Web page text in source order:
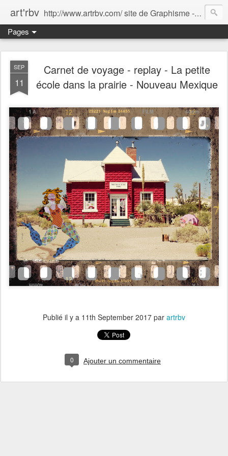
art'rbv http://www.artrbv.com/ site de Graphisme - Illustrations - Edition - Animations - Publicité
Pages
SEP
11
Carnet de voyage - replay - La petite
école dans la prairie - Nouveau Mexique
Publié il y a 11th September 2017 par artrbv
0 Ajouter un commentaire